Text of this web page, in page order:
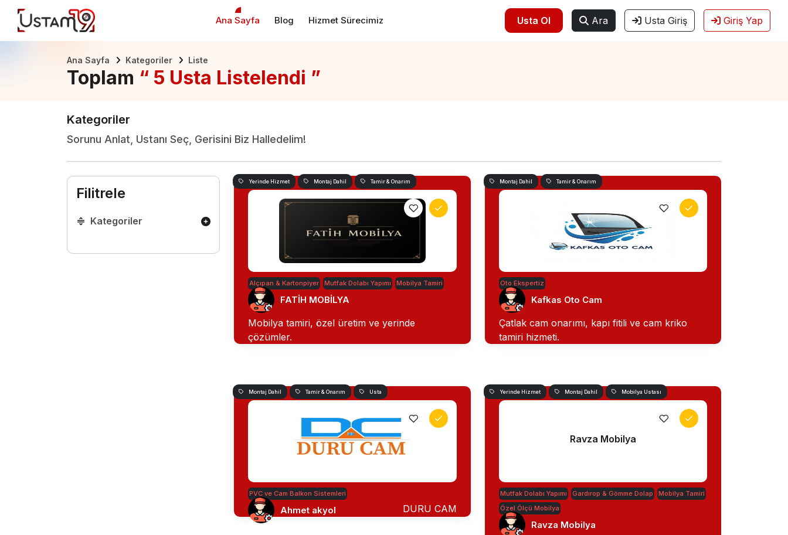
Ana Sayfa Blog Hizmet Sürecimiz Usta Ol Ara Usta Giriş Giriş Yap
Ana Sayfa Kategoriler Liste
Toplam “ 5 Usta Listelendi ”
Kategoriler
Sorunu Anlat, Ustanı Seç, Gerisini Biz Halledelim!
Filitrele
Kategoriler
Yerinde Hizmet Montaj Dahil Tamir & Onarım
Alçıpan & Kartonpiyer Mutfak Dolabı Yapımı Mobilya Tamiri
FATİH MOBİLYA
Mobilya tamiri, özel üretim ve yerinde
çözümler.
Montaj Dahil Tamir & Onarım
Oto Ekspertiz
Kafkas Oto Cam
Çatlak cam onarımı, kapı fitili ve cam kriko
tamiri hizmeti.
Montaj Dahil Tamir & Onarım Usta
PVC ve Cam Balkon Sistemleri
Ahmet akyol DURU CAM
Ravza Mobilya
Yerinde Hizmet Montaj Dahil Mobilya Ustası
Mutfak Dolabı Yapımı Gardırop & Gömme Dolap
Mobilya Tamiri
Özel Ölçü Mobilya
Ravza Mobilya